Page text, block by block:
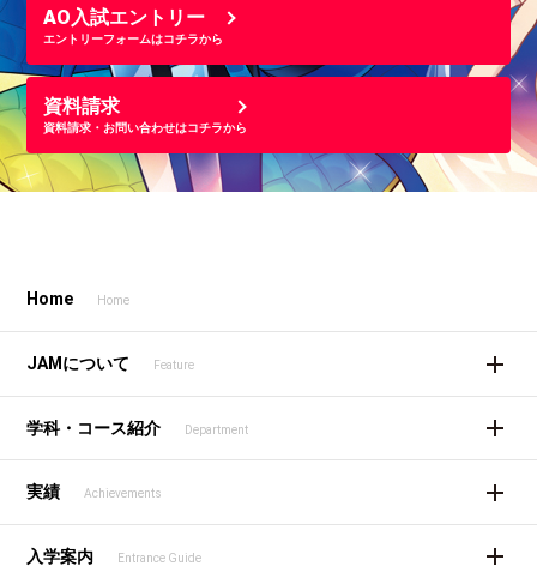
AO入試エントリー
エントリーフォームはコチラから
資料請求
資料請求・お問い合わせはコチラから
Home Home
JAMについて Feature
学科・コース紹介 Department
実績 Achievements
入学案内 Entrance Guide